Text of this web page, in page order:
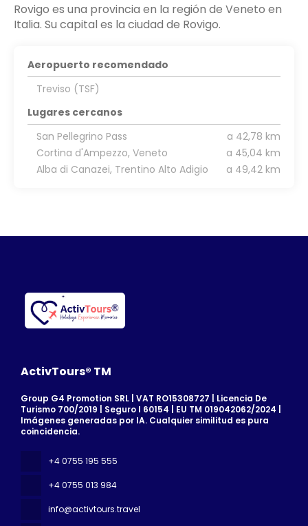
Rovigo es una provincia en la región de Veneto en
Italia. Su capital es la ciudad de Rovigo.
Aeropuerto recomendado
Treviso (TSF)
Lugares cercanos
San Pellegrino Pass
a 42,78 km
Cortina d'Ampezzo, Veneto
a 45,04 km
Alba di Canazei, Trentino Alto Adigio
a 49,42 km
ActivTours® TM
Group G4 Promotion SRL | VAT RO15308727 | Licencia De
Turismo 700/2019 | Seguro I 60154 | EU TM 019042062/2024 |
Imágenes generadas por IA. Cualquier similitud es pura
coincidencia.
+4 0755 195 555
+4 0755 013 984
info@activtours.travel